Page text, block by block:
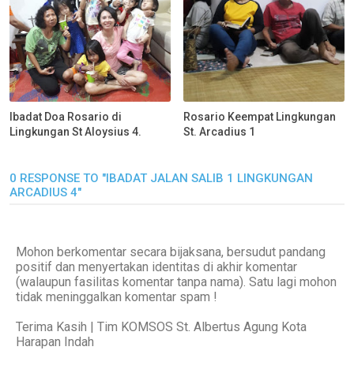
Ibadat Doa Rosario di
Lingkungan St Aloysius 4.
Rosario Keempat Lingkungan
St. Arcadius 1
0 RESPONSE TO "IBADAT JALAN SALIB 1 LINGKUNGAN
ARCADIUS 4"
Mohon berkomentar secara bijaksana, bersudut pandang
positif dan menyertakan identitas di akhir komentar
(walaupun fasilitas komentar tanpa nama). Satu lagi mohon
tidak meninggalkan komentar spam !
Terima Kasih | Tim KOMSOS St. Albertus Agung Kota
Harapan Indah